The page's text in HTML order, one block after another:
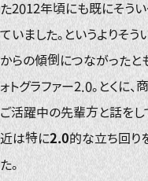
た2012年頃にも既にそう
ていました。というよりそ
からの傾倒につながったと
ォトグラファー2.0。とくに
ご活躍中の先輩方と話をし
近は特に2.0的な立ち回り
た。